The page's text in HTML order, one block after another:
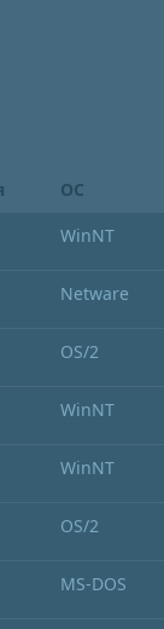
ОС
WinNT
Netware
OS/2
WinNT
WinNT
OS/2
MS-DOS